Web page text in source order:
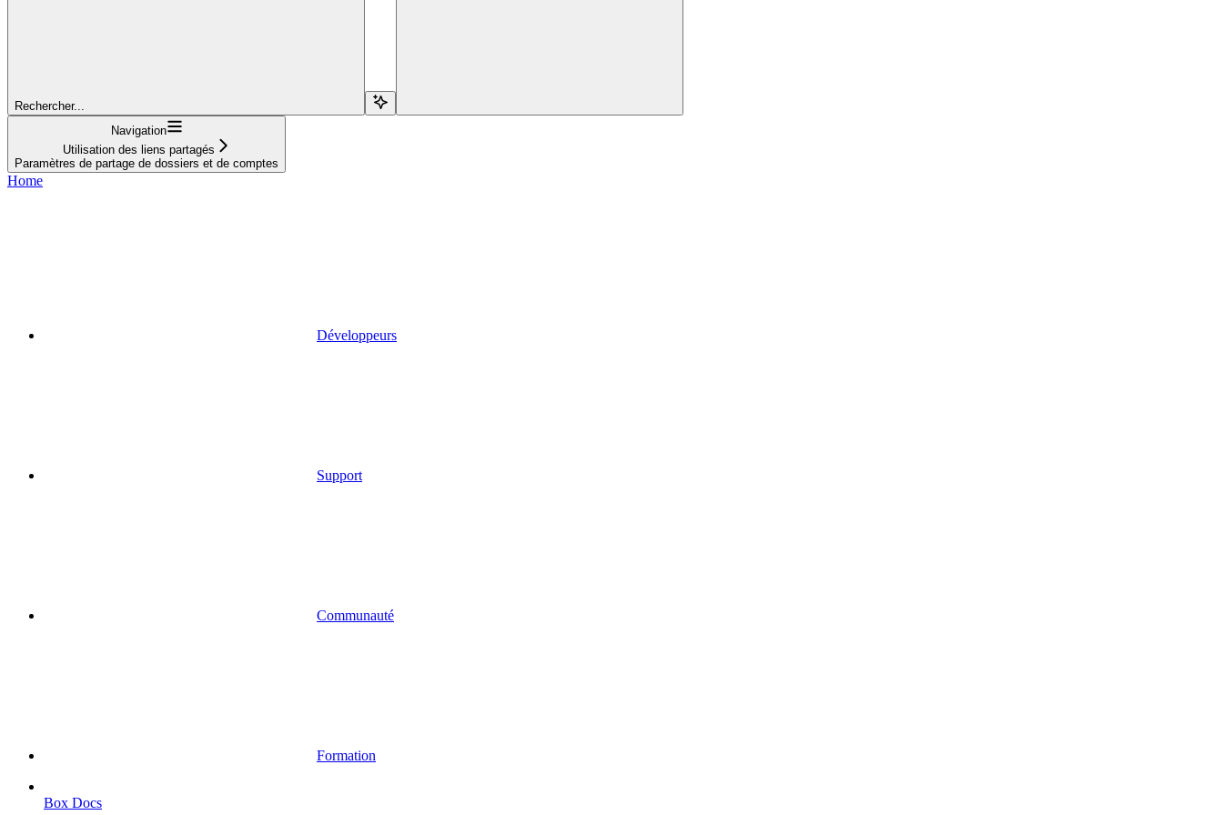
Rechercher...
Navigation
Utilisation des liens partagés
Paramètres de partage de dossiers et de comptes
Home
Développeurs
Support
Communauté
Formation
Box Docs